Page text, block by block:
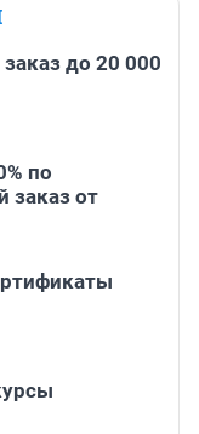
до 20 000
по
заказ от